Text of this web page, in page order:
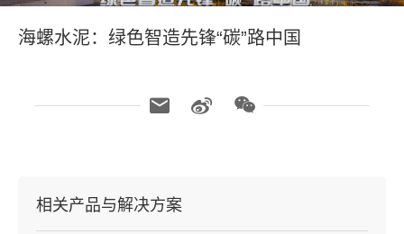
海螺水泥：绿色智造先锋“碳”路中国
相关产品与解决方案